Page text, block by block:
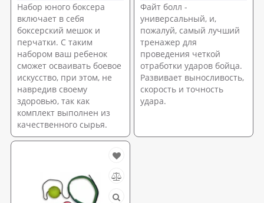
Набор юного боксера
включает в себя
боксерский мешок и
перчатки. С таким
набором ваш ребенок
сможет осваивать боевое
искусство, при этом, не
навредив своему
здоровью, так как
комплект выполнен из
качественного сырья.
Файт болл -
универсальный, и,
пожалуй, самый лучший
тренажер для
проведения четкой
отработки ударов бойца.
Развивает выносливость,
скорость и точность
удара.